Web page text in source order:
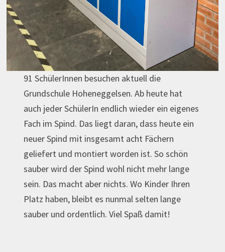
91 SchülerInnen besuchen aktuell die
Grundschule Hoheneggelsen. Ab heute hat
auch jeder SchülerIn endlich wieder ein eigenes
Fach im Spind. Das liegt daran, dass heute ein
neuer Spind mit insgesamt acht Fächern
geliefert und montiert worden ist. So schön
sauber wird der Spind wohl nicht mehr lange
sein. Das macht aber nichts. Wo Kinder Ihren
Platz haben, bleibt es nunmal selten lange
sauber und ordentlich. Viel Spaß damit!